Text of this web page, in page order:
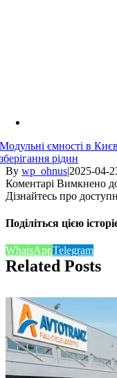
Модульні ємності в
зберігання рідин
By wp_ohnus|2025-04-
Коментарі Вимкнено
Дізнайтесь про
Поділіться цією
WhatsAppTelegram
Related Posts